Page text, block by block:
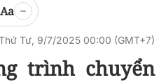
Aa
Tư, 9/7/2025 00:00 (GMT+7)
trình chuyển